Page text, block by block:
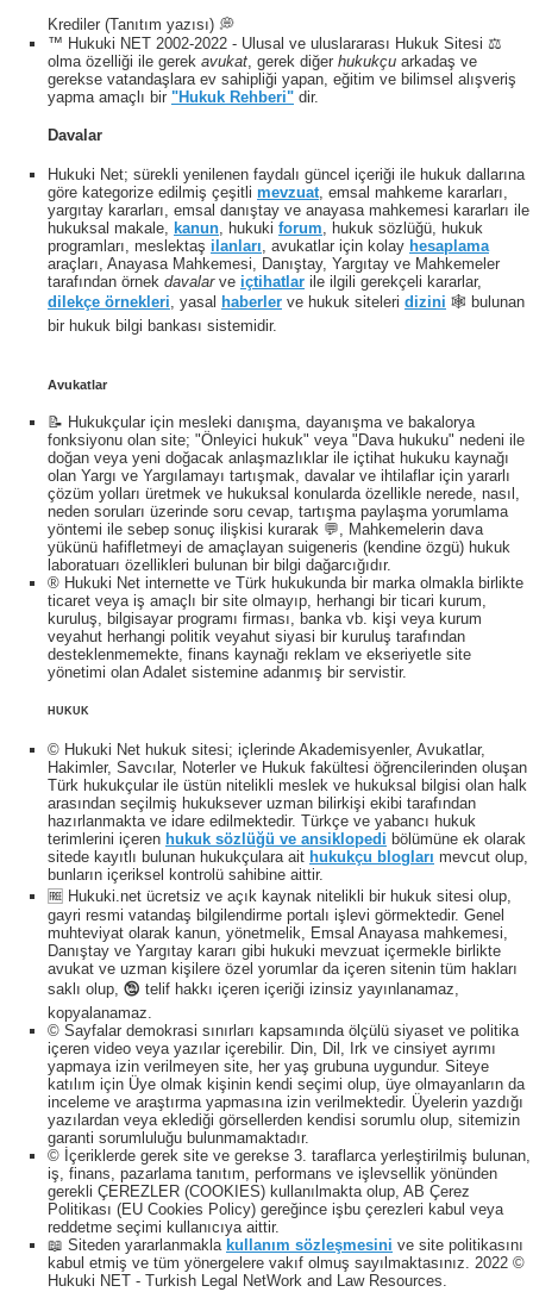
Krediler (Tanıtım yazısı) 💭
™ Hukuki NET 2002-2022 - Ulusal ve uluslararası Hukuk Sitesi ⚖️
olma özelliği ile gerek avukat , gerek diğer hukukçu arkadaş ve
gerekse vatandaşlara ev sahipliği yapan, eğitim ve bilimsel alışveriş
yapma amaçlı bir "Hukuk Rehberi" dir.
Davalar
Hukuki Net; sürekli yenilenen faydalı güncel içeriği ile hukuk dallarına
göre kategorize edilmiş çeşitli mevzuat , emsal mahkeme kararları,
yargıtay kararları, emsal danıştay ve anayasa mahkemesi kararları ile
hukuksal makale, kanun , hukuki forum , hukuk sözlüğü, hukuk
programları, meslektaş ilanları , avukatlar için kolay hesaplama
araçları, Anayasa Mahkemesi, Danıştay, Yargıtay ve Mahkemeler
tarafından örnek davalarve içtihatlar ile ilgili gerekçeli kararlar,
dilekçe örnekleri , yasal haberler ve hukuk siteleri dizini 🕸 bulunan
bir hukuk bilgi bankası sistemidir.
Avukatlar
📝 Hukukçular için mesleki danışma, dayanışma ve bakalorya
fonksiyonu olan site; "Önleyici hukuk" veya "Dava hukuku" nedeni ile
doğan veya yeni doğacak anlaşmazlıklar ile içtihat hukuku kaynağı
olan Yargı ve Yargılamayı tartışmak, davalar ve ihtilaflar için yararlı
çözüm yolları üretmek ve hukuksal konularda özellikle nerede, nasıl,
neden soruları üzerinde soru cevap, tartışma paylaşma yorumlama
yöntemi ile sebep sonuç ilişkisi kurarak 💬, Mahkemelerin dava
yükünü hafifletmeyi de amaçlayan suigeneris (kendine özgü) hukuk
laboratuarı özellikleri bulunan bir bilgi dağarcığıdır.
® Hukuki Net internette ve Türk hukukunda bir marka olmakla birlikte
ticaret veya iş amaçlı bir site olmayıp, herhangi bir ticari kurum,
kuruluş, bilgisayar programı firması, banka vb. kişi veya kurum
veyahut herhangi politik veyahut siyasi bir kuruluş tarafından
desteklenmemekte, finans kaynağı reklam ve ekseriyetle site
yönetimi olan Adalet sistemine adanmış bir servistir.
HUKUK
© Hukuki Net hukuk sitesi; içlerinde Akademisyenler, Avukatlar,
Hakimler, Savcılar, Noterler ve Hukuk fakültesi öğrencilerinden oluşan
Türk hukukçular ile üstün nitelikli meslek ve hukuksal bilgisi olan halk
arasından seçilmiş hukuksever uzman bilirkişi ekibi tarafından
hazırlanmakta ve idare edilmektedir. Türkçe ve yabancı hukuk
terimlerini içeren hukuk sözlüğü ve ansiklopedi bölümüne ek olarak
sitede kayıtlı bulunan hukukçulara ait hukukçu blogları mevcut olup,
bunların içeriksel kontrolü sahibine aittir.
🆓 Hukuki.net ücretsiz ve açık kaynak nitelikli bir hukuk sitesi olup,
gayri resmi vatandaş bilgilendirme portalı işlevi görmektedir. Genel
muhteviyat olarak kanun, yönetmelik, Emsal Anayasa mahkemesi,
Danıştay ve Yargıtay kararı gibi hukuki mevzuat içermekle birlikte
avukat ve uzman kişilere özel yorumlar da içeren sitenin tüm hakları
saklı olup, 🕲 telif hakkı içeren içeriği izinsiz yayınlanamaz,
kopyalanamaz.
© Sayfalar demokrasi sınırları kapsamında ölçülü siyaset ve politika
içeren video veya yazılar içerebilir. Din, Dil, Irk ve cinsiyet ayrımı
yapmaya izin verilmeyen site, her yaş grubuna uygundur. Siteye
katılım için Üye olmak kişinin kendi seçimi olup, üye olmayanların da
inceleme ve araştırma yapmasına izin verilmektedir. Üyelerin yazdığı
yazılardan veya eklediği görsellerden kendisi sorumlu olup, sitemizin
garanti sorumluluğu bulunmamaktadır.
© İçeriklerde gerek site ve gerekse 3. taraflarca yerleştirilmiş bulunan,
iş, finans, pazarlama tanıtım, performans ve işlevsellik yönünden
gerekli ÇEREZLER (COOKIES) kullanılmakta olup, AB Çerez
Politikası (EU Cookies Policy) gereğince işbu çerezleri kabul veya
reddetme seçimi kullanıcıya aittir.
📖 Siteden yararlanmakla kullanım sözleşmesini ve site politikasını
kabul etmiş ve tüm yönergelere vakıf olmuş sayılmaktasınız. 2022 ©
Hukuki NET - Turkish Legal NetWork and Law Resources.